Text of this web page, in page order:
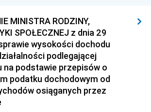
MINISTRA RODZINY,
SPOŁECZNEJ z dnia 29
wysokości dochodu
podlegającej
na podstawie przepisów o
podatku dochodowym od
osiąganych przez